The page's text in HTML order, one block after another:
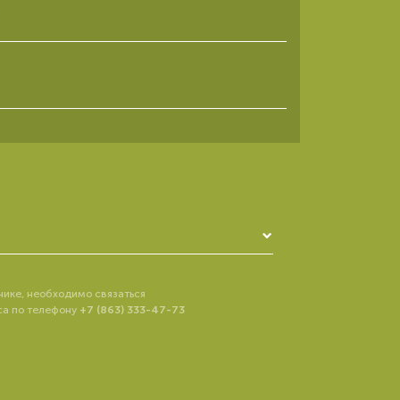
необходимо связаться
по телефону +7 (863) 333-47-73